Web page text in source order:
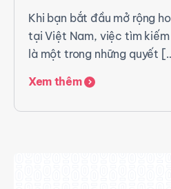
Khi bạn bắt đầu mở rộng
tại Việt Nam, việc tìm
là một trong những quyết
Xem thêm